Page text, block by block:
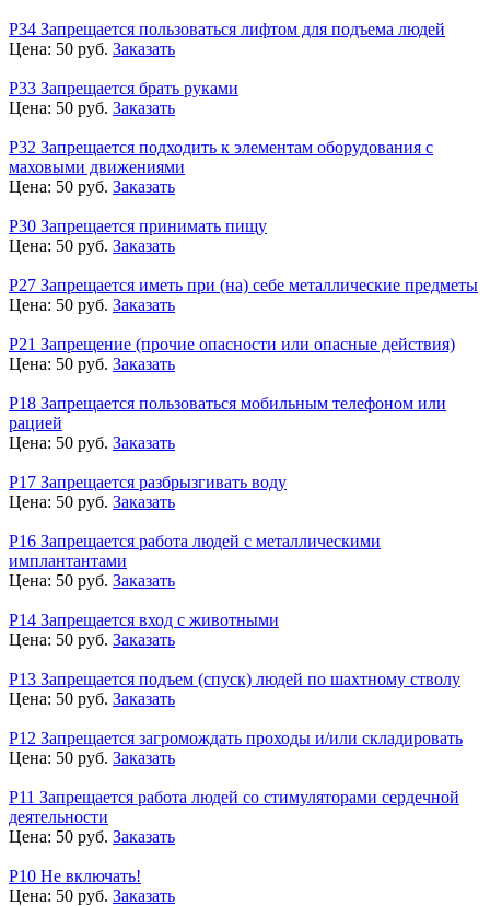
P34 Запрещается пользоваться лифтом для подъема людей
Цена: 50 руб. Заказать
P33 Запрещается брать руками
Цена: 50 руб. Заказать
Р32 Запрещается подходить к элементам оборудования с
маховыми движениями
Цена: 50 руб. Заказать
Р30 Запрещается принимать пищу
Цена: 50 руб. Заказать
Р27 Запрещается иметь при (на) себе металлические предметы
Цена: 50 руб. Заказать
Р21 Запрещение (прочие опасности или опасные действия)
Цена: 50 руб. Заказать
Р18 Запрещается пользоваться мобильным телефоном или
рацией
Цена: 50 руб. Заказать
Р17 Запрещается разбрызгивать воду
Цена: 50 руб. Заказать
Р16 Запрещается работа людей с металлическими
имплантантами
Цена: 50 руб. Заказать
Р14 Запрещается вход с животными
Цена: 50 руб. Заказать
Р13 Запрещается подъем (спуск) людей по шахтному стволу
Цена: 50 руб. Заказать
Р12 Запрещается загромождать проходы и/или складировать
Цена: 50 руб. Заказать
Р11 Запрещается работа людей со стимуляторами сердечной
деятельности
Цена: 50 руб. Заказать
Р10 Не включать!
Цена: 50 руб. Заказать